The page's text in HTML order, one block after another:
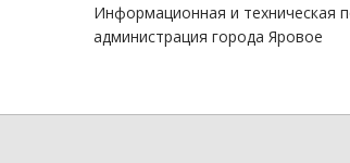
Информационная и техническая
администрация города Яровое